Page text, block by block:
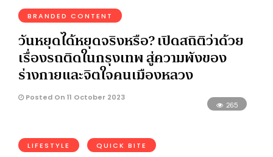
BRANDED CONTENT
วันหยุดได้หยุดจริงหรือ? เปิดสถิติว่าด้วย
เรื่องรถติดในกรุงเทพ สู่ความพังของ
ร่างกายและจิตใจคนเมืองหลวง
Posted On 11 October 2023
265
LIFESTYLE QUICK BITE